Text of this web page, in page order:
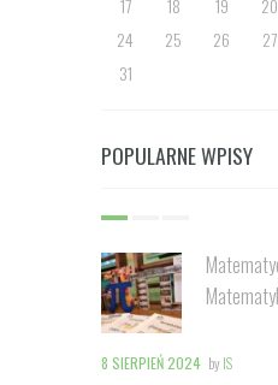
17 18 19 20
24
25 26 27
31
POPULARNE WPISY
8 SIERPIEŃ 2024 by IS